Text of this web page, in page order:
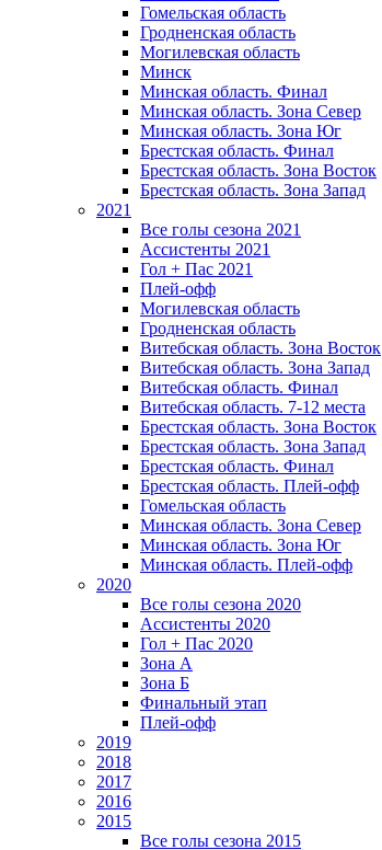
Гомельская область
Гродненская область
Могилевская область
Минск
Mинская область. Финал
Минская область. Зона Север
Минская область. Зона Юг
Брестская область. Финал
Брестская область. Зона Восток
Брестская область. Зона Запад
2021
Все голы сезона 2021
Ассистенты 2021
Гол + Пас 2021
Плей-офф
Могилевская область
Гродненская область
Витебская область. Зона Восток
Витебская область. Зона Запад
Витебская область. Финал
Витебская область. 7-12 места
Брестская область. Зона Восток
Брестская область. Зона Запад
Брестская область. Финал
Брестская область. Плей-офф
Гомельская область
Минская область. Зона Север
Минская область. Зона Юг
Минская область. Плей-офф
2020
Все голы сезона 2020
Ассистенты 2020
Гол + Пас 2020
Зона А
Зона Б
Финальный этап
Плей-офф
2019
2018
2017
2016
2015
Все голы сезона 2015